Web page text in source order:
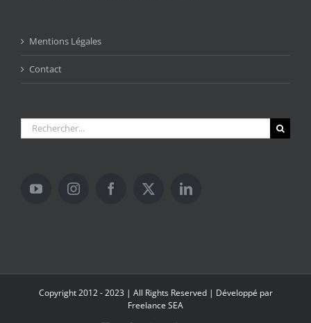
Mentions Légales
Contact
Rechercher:
Copyright 2012 - 2023 | All Rights Reserved | Développé par
Freelance SEA